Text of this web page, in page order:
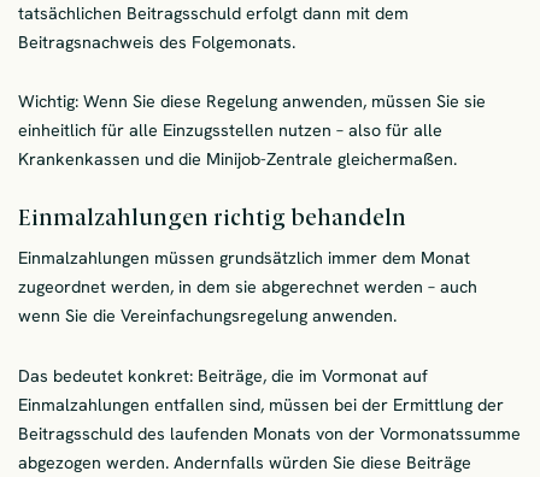
tatsächlichen Beitragsschuld erfolgt dann mit dem
Beitragsnachweis des Folgemonats.
Wichtig: Wenn Sie diese Regelung anwenden, müssen Sie sie
einheitlich für alle Einzugsstellen nutzen – also für alle
Krankenkassen und die Minijob-Zentrale gleichermaßen.
Einmalzahlungen richtig behandeln
Einmalzahlungen müssen grundsätzlich immer dem Monat
zugeordnet werden, in dem sie abgerechnet werden – auch
wenn Sie die Vereinfachungsregelung anwenden.
Das bedeutet konkret: Beiträge, die im Vormonat auf
Einmalzahlungen entfallen sind, müssen bei der Ermittlung der
Beitragsschuld des laufenden Monats von der Vormonatssumme
abgezogen werden. Andernfalls würden Sie diese Beiträge